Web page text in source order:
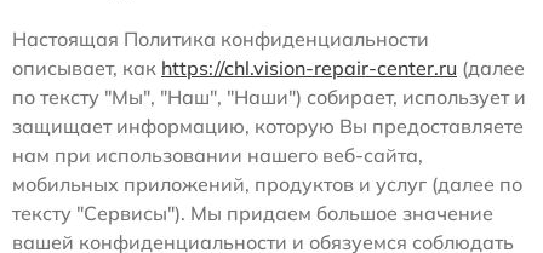
Настоящая Политика конфиденциальности
описывает, как https://chl.vision-repair-center.ru (далее
по тексту "Мы", "Наш", "Наши") собирает, использует и
защищает информацию, которую Вы предоставляете
нам при использовании нашего веб-сайта,
мобильных приложений, продуктов и услуг (далее по
тексту "Сервисы"). Мы придаем большое значение
вашей конфиденциальности и обязуемся соблюдать